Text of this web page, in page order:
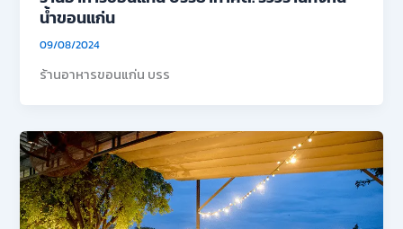
น้ำขอนแก่น
09/08/2024
ร้านอาหารขอนแก่น บรร